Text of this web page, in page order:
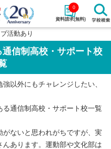
資料請求(無料)
0
特徴から探す
択して探す
北海道・東北
活動あり
信制高校・サポート校
以外にもチャレンジしたい、
通信制高校・サポート校一覧
ないと思われがちですが、実
あります。運動部や文化部は